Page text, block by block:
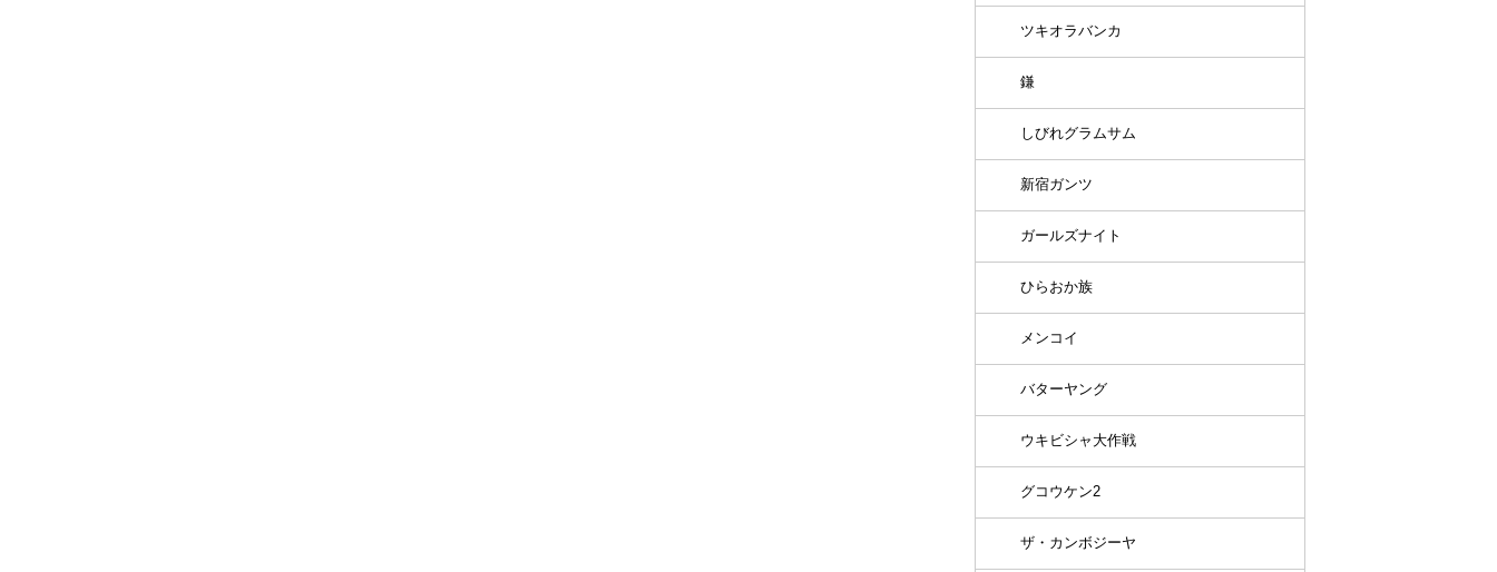
ツキオラバンカ
鎌
しびれグラムサム
新宿ガンツ
ガールズナイト
ひらおか族
メンコイ
バターヤング
ウキビシャ大作戦
グコウケン2
ザ・カンボジーヤ